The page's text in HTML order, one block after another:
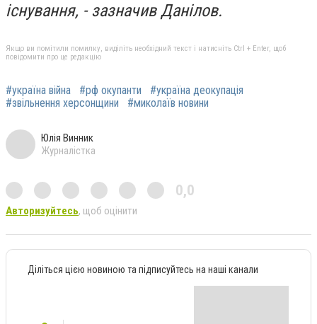
існування, - зазначив Данілов.
Якщо ви помітили помилку, виділіть необхідний текст і натисніть Ctrl + Enter, щоб
повідомити про це редакцію
#україна війна #рф окупанти
#україна деокупація
#звільнення херсонщини
#миколаїв новини
Юлія Винник
Журналістка
0,0
Авторизуйтесь, щоб оцінити
Діліться цією новиною та підписуйтесь на наші канали